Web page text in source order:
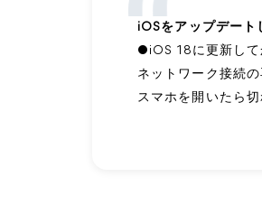
iOSをアップデート
●iOS 18に更新して
ネットワーク接続
スマホを開いたら